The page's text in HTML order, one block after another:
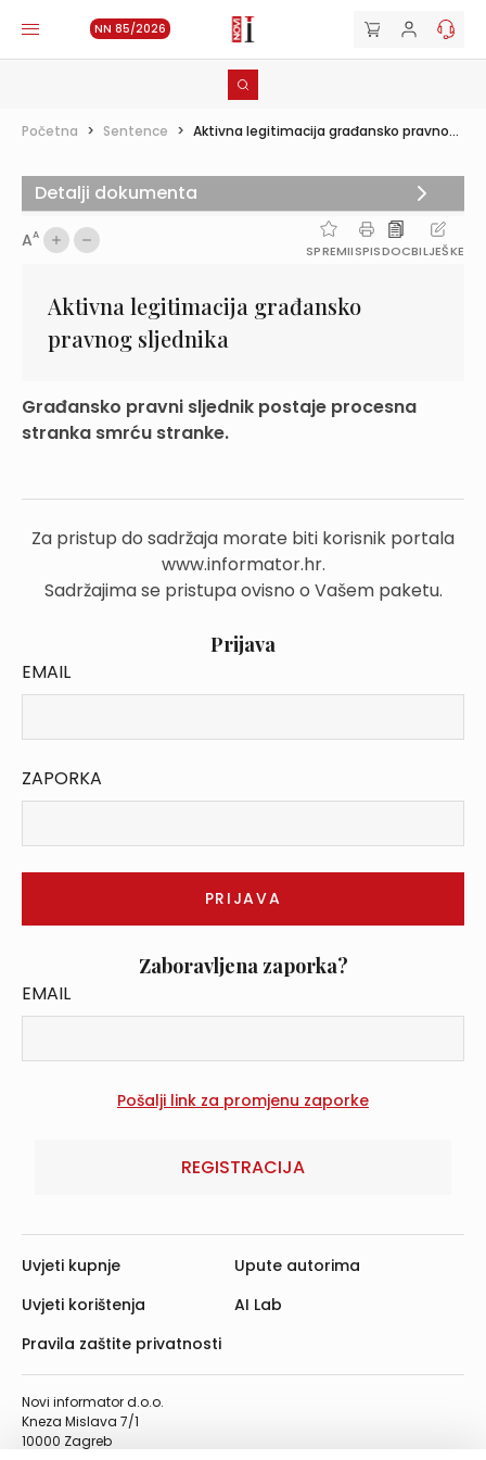
NN 85/2026
Početna > Sentence > Aktivna legitimacija građansko pravno...
AA
SPREMIISPISDOCBILJEŠKE
Aktivna legitimacija građansko
pravnog sljednika
Građansko pravni sljednik postaje procesna
stranka smrću stranke.
Za pristup do sadržaja morate biti korisnik portala
www.informator.hr.
Sadržajima se pristupa ovisno o Vašem paketu.
Prijava
EMAIL
ZAPORKA
Zaboravljena zaporka?
EMAIL
REGISTRACIJA
Detalji dokumenta
Novi informator d.o.o.
Kneza Mislava 7/1
10000 Zagreb
Uvjeti kupnje
Uvjeti korištenja
Pravila zaštite privatnosti
Upute autorima
AI Lab